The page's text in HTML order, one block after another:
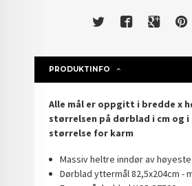
PRODUKTINFO
Alle mål er oppgitt i bredde x
størrelsen på dørblad i cm og i
størrelse for karm
Massiv heltre inndør av
Dørblad yttermål 82,5x204cm -